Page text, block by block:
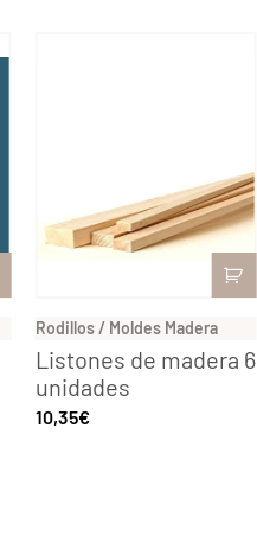
Rodillos / Moldes Madera
Listones de madera 6
unidades
10,35€